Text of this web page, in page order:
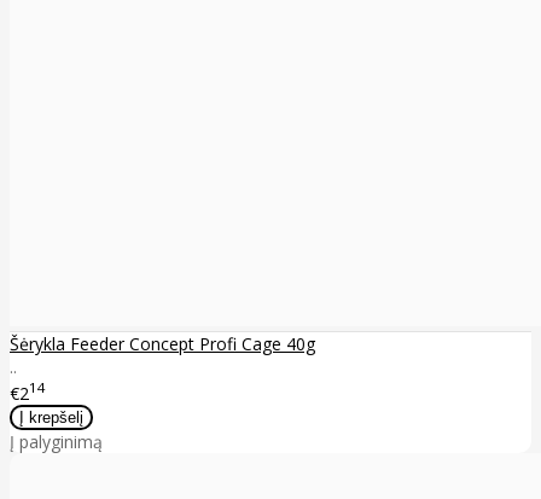
Šėrykla Feeder Concept Profi Cage 40g
..
€214
Į palyginimą